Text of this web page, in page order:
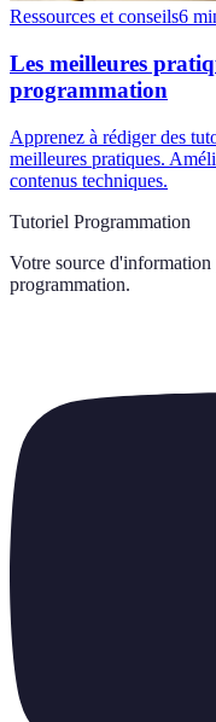
Ressources et conseils6
Les meilleures
programmation
Apprenez à rédiger des
meilleures pratiques.
contenus techniques.
Tutoriel Programmation
Votre source
programmation.